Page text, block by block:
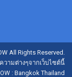
All Rights Reserved.
ามต่างๆจากเว็บไซต์นี้
: Bangkok Thailand